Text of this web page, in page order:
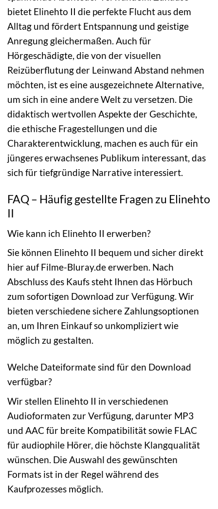
bietet Elinehto II die perfekte Flucht aus dem
Alltag und fördert Entspannung und geistige
Anregung gleichermaßen. Auch für
Hörgeschädigte, die von der visuellen
Reizüberflutung der Leinwand Abstand nehmen
möchten, ist es eine ausgezeichnete Alternative,
um sich in eine andere Welt zu versetzen. Die
didaktisch wertvollen Aspekte der Geschichte,
die ethische Fragestellungen und die
Charakterentwicklung, machen es auch für ein
jüngeres erwachsenes Publikum interessant, das
sich für tiefgründige Narrative interessiert.
FAQ – Häufig gestellte Fragen zu Elinehto
II
Wie kann ich Elinehto II erwerben?
Sie können Elinehto II bequem und sicher direkt
hier auf Filme-Bluray.de erwerben. Nach
Abschluss des Kaufs steht Ihnen das Hörbuch
zum sofortigen Download zur Verfügung. Wir
bieten verschiedene sichere Zahlungsoptionen
an, um Ihren Einkauf so unkompliziert wie
möglich zu gestalten.
Welche Dateiformate sind für den Download
verfügbar?
Wir stellen Elinehto II in verschiedenen
Audioformaten zur Verfügung, darunter MP3
und AAC für breite Kompatibilität sowie FLAC
für audiophile Hörer, die höchste Klangqualität
wünschen. Die Auswahl des gewünschten
Formats ist in der Regel während des
Kaufprozesses möglich.